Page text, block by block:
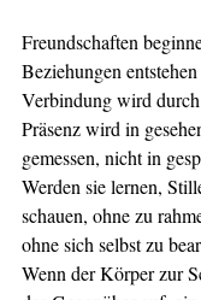
Freundschaften
Beziehungen
Verbindung wird
Präsenz wird in
gemessen, nicht in
Werden sie lernen,
schauen, ohne zu
ohne sich selbst zu
Wenn der Körper zur